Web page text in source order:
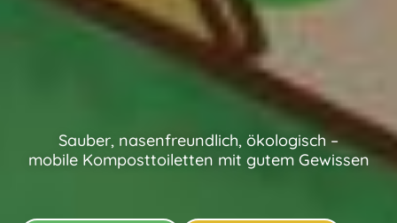
Sauber, nasenfreundlich, ökologisch –
mobile Komposttoiletten mit gutem Gewissen